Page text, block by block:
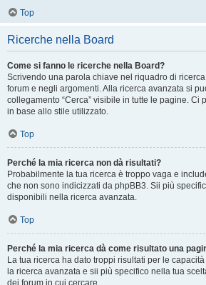
Top
Ricerche nella Board
Come si fanno le ricerche nella Board?
Scrivendo una parola chiave nel riquadro di
forum e negli argomenti. Alla ricerca avanzata si
collegamento “Cerca” visibile in tutte le pagine. Ci
in base allo stile utilizzato.
Top
Perché la mia ricerca non dà risultati?
Probabilmente la tua ricerca è troppo vaga e
che non sono indicizzati da phpBB3. Sii più
disponibili nella ricerca avanzata.
Top
Perché la mia ricerca dà come risultato una
La tua ricerca ha dato troppi risultati per le
la ricerca avanzata e sii più specifico nella tua
dei forum in cui cercare.